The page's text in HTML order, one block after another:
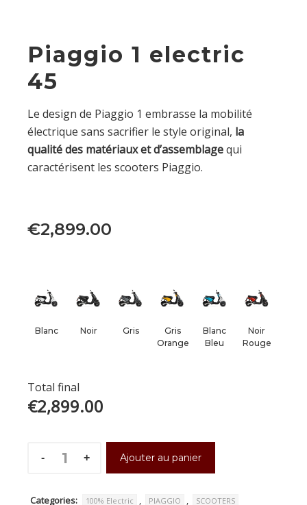
Piaggio 1 electric
45
Le design de Piaggio 1 embrasse la mobilité
électrique sans sacrifier le style original, la
qualité des matériaux et d’assemblagequi
caractérisent les scooters Piaggio.
€2,899.00
Blanc Noir Gris
Gris
Orange
Blanc
Bleu
Noir
Rouge
Total final
€2,899.00
Ajouter au panier
Categories: 100% Electric , PIAGGIO , SCOOTERS